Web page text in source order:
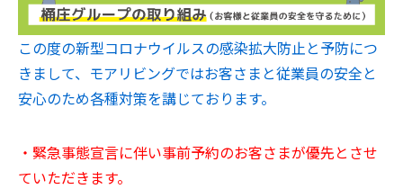
この度の新型コロナウイルスの感染拡大防止と予防につ
きまして、モアリビングではお客さまと従業員の安全と
安心のため各種対策を講じております。
・緊急事態宣言に伴い事前予約のお客さまが優先とさせ
ていただきます。